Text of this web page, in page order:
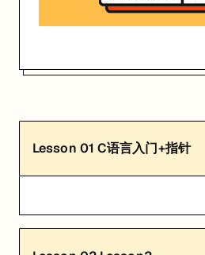
匠人学院提供高质量的IT培训课程和
Lesson 01 C语言入门+指针